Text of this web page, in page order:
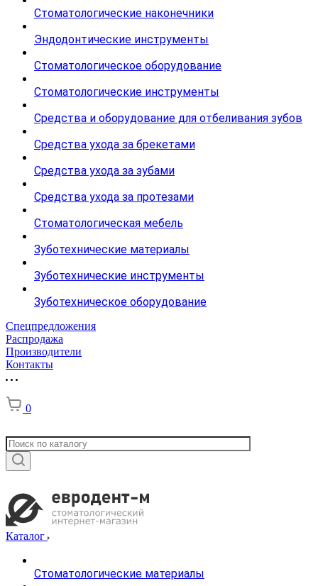
Стоматологические наконечники
Эндодонтические инструменты
Стоматологическое оборудование
Стоматологические инструменты
Средства и оборудование для отбеливания зубов
Средства ухода за брекетами
Средства ухода за зубами
Средства ухода за протезами
Стоматологическая мебель
Зуботехнические материалы
Зуботехнические инструменты
Зуботехническое оборудование
Спецпредложения
Распродажа
Производители
Контакты
0
Каталог
Стоматологические материалы